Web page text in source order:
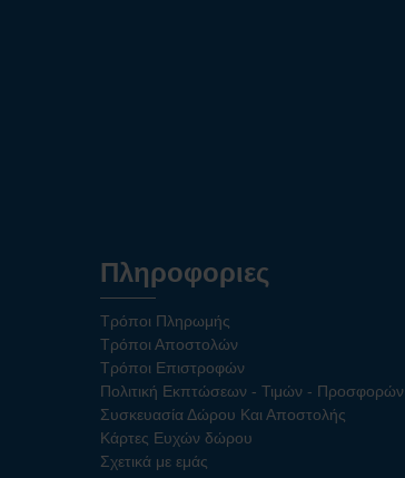
Πληροφοριες
Τρόποι Πληρωμής
Τρόποι Αποστολών
Τρόποι Επιστροφών
Πολιτική Εκπτώσεων - Τιμών - Προσφορών
Συσκευασία Δώρου Και Αποστολής
Κάρτες Ευχών δώρου
Σχετικά με εμάς